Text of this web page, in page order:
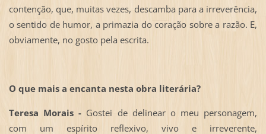
contenção, que, muitas vezes, descamba para a irreverência,
o sentido de humor, a primazia do coração sobre a razão. E,
obviamente, no gosto pela escrita.
O que mais a encanta nesta obra literária?
Teresa Morais - Gostei de delinear o meu personagem,
com um espírito reflexivo, vivo e irreverente,